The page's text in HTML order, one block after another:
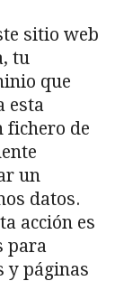
sitio web
tu
que
esta
fichero de
un
datos.
acción es
para
y páginas